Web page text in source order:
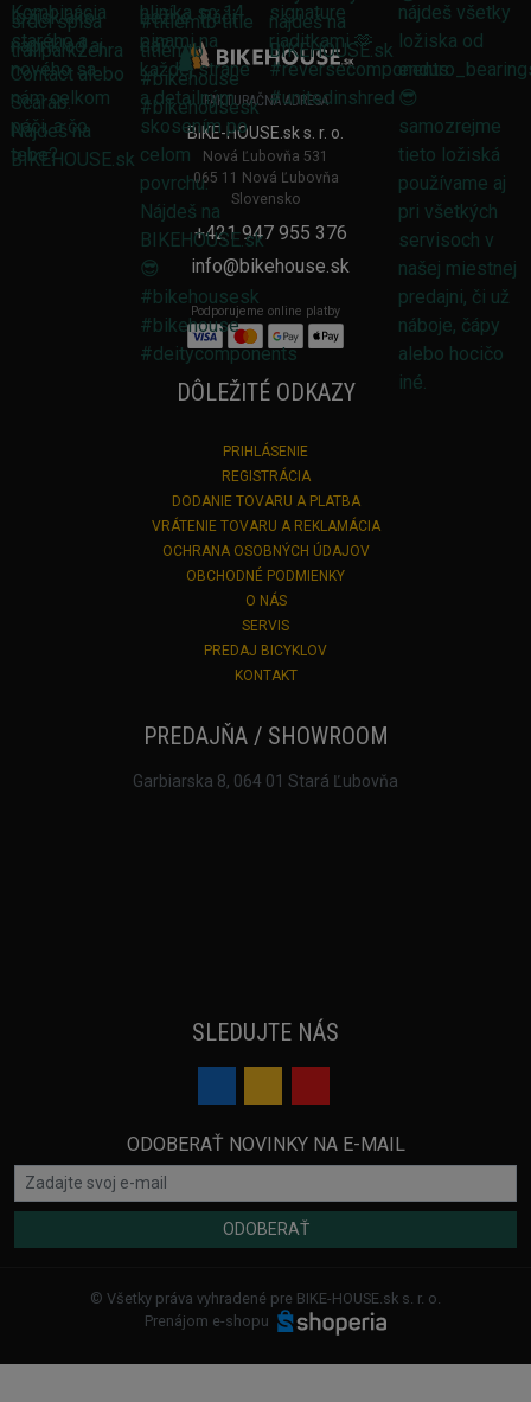
FAKTURAČNÁ ADRESA
BIKE-HOUSE.sk s. r. o.
Nová Ľubovňa 531
065 11 Nová Ľubovňa
Slovensko
+421 947 955 376
info@bikehouse.sk
Podporujeme online platby
DÔLEŽITÉ ODKAZY
PRIHLÁSENIE
REGISTRÁCIA
DODANIE TOVARU A PLATBA
VRÁTENIE TOVARU A REKLAMÁCIA
OCHRANA OSOBNÝCH ÚDAJOV
OBCHODNÉ PODMIENKY
O NÁS
SERVIS
PREDAJ BICYKLOV
KONTAKT
PREDAJŇA / SHOWROOM
Garbiarska 8, 064 01 Stará Ľubovňa
SLEDUJTE NÁS
ODOBERAŤ NOVINKY NA E-MAIL
ODOBERAŤ
© Všetky práva vyhradené pre BIKE-HOUSE.sk s. r. o.
Prenájom e-shopu